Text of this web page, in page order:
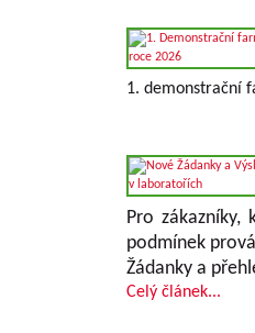
1. demonstrační
Pro
podmínek
Žádanky a
Celý článek...